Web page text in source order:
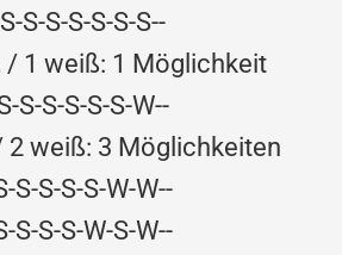
S-S-S-S-S-S--
/ 1 weiß: 1 Möglichkeit
S-S-S-S-S-W--
2 weiß: 3 Möglichkeiten
S-S-S-S-W-W--
S-S-S-W-S-W--